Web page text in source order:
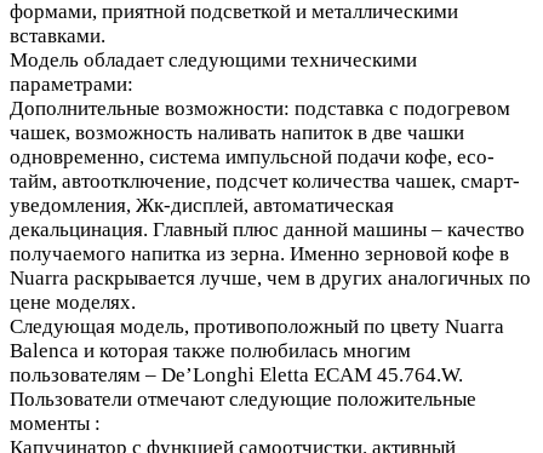
формами, приятной подсветкой и металлическими
вставками.
Модель обладает следующими техническими
параметрами:
Дополнительные возможности: подставка с подогревом
чашек, возможность наливать напиток в две чашки
одновременно, система импульсной подачи кофе, eco-
тайм, автоотключение, подсчет количества чашек, смарт-
уведомления, Жк-дисплей, автоматическая
декальцинация. Главный плюс данной машины – качество
получаемого напитка из зерна. Именно зерновой кофе в
Nuarra раскрывается лучше, чем в других аналогичных по
цене моделях.
Следующая модель, противоположный по цвету Nuarra
Balenca и которая также полюбилась многим
пользователям – De’Longhi Eletta ECAM 45.764.W.
Пользователи отмечают следующие положительные
моменты :
Капучинатор с функцией самоотчистки. активный